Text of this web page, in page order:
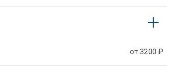
от 3200 ₽